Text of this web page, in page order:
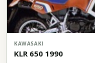
KAWASAKI
KLR 650 1990